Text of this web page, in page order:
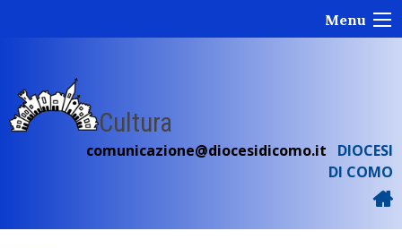
Menu
Cultura
comunicazione@diocesidicomo.it
DIOCESI
DI COMO